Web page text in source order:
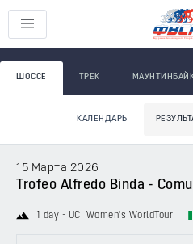
ШОССЕ ТРЕК
КАЛЕНДАРЬ
15 Марта 2026
Trofeo Alfredo Binda -
1 day - UCI Women's WorldTour